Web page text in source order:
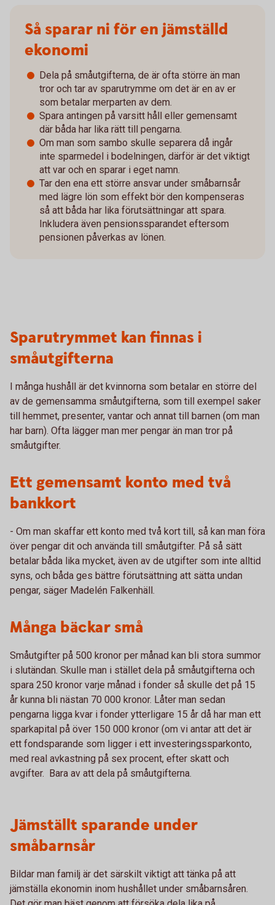
Så sparar ni för en jämställd
ekonomi
Dela på småutgifterna, de är ofta större än man
tror och tar av sparutrymme om det är en av er
som betalar merparten av dem.
Spara antingen på varsitt håll eller gemensamt
där båda har lika rätt till pengarna.
Om man som sambo skulle separera då ingår
inte sparmedel i bodelningen, därför är det viktigt
att var och en sparar i eget namn.
Tar den ena ett större ansvar under småbarnsår
med lägre lön som effekt bör den kompenseras
så att båda har lika förutsättningar att spara.
Inkludera även pensionssparandet eftersom
pensionen påverkas av lönen.
Sparutrymmet kan finnas i
småutgifterna
I många hushåll är det kvinnorna som betalar en större del
av de gemensamma småutgifterna, som till exempel saker
till hemmet, presenter, vantar och annat till barnen (om man
har barn). Ofta lägger man mer pengar än man tror på
småutgifter.
Ett gemensamt konto med två
bankkort
- Om man skaffar ett konto med två kort till, så kan man föra
över pengar dit och använda till småutgifter. På så sätt
betalar båda lika mycket, även av de utgifter som inte alltid
syns, och båda ges bättre förutsättning att sätta undan
pengar, säger Madelén Falkenhäll.
Många bäckar små
Småutgifter på 500 kronor per månad kan bli stora summor
i slutändan. Skulle man i stället dela på småutgifterna och
spara 250 kronor varje månad i fonder så skulle det på 15
år kunna bli nästan 70 000 kronor. Låter man sedan
pengarna ligga kvar i fonder ytterligare 15 år då har man ett
sparkapital på över 150 000 kronor (om vi antar att det är
ett fondsparande som ligger i ett investeringssparkonto,
med real avkastning på sex procent, efter skatt och
avgifter. Bara av att dela på småutgifterna.
Jämställt sparande under
småbarnsår
Bildar man familj är det särskilt viktigt att tänka på att
jämställa ekonomin inom hushållet under småbarnsåren.